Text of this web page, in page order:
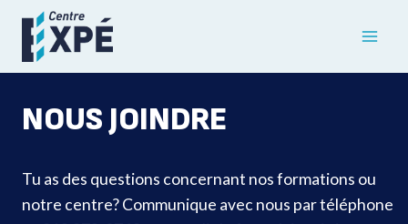
contenu
NOUS JOINDRE
Tu as des questions concernant nos formations ou
notre centre? Communique avec nous par téléphone